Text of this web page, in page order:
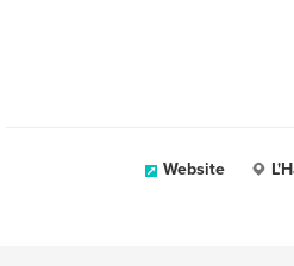
Website